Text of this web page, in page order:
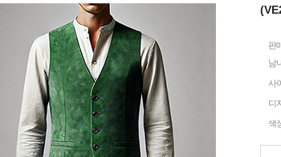
판
남
사
디
색